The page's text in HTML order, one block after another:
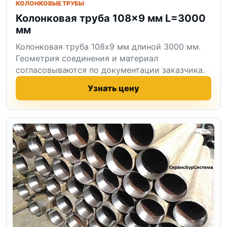
КОЛОНКОВЫЕ ТРУБЫ
Колонковая труба 108×9 мм L=3000
мм
Колонковая труба 108x9 мм длиной 3000 мм.
Геометрия соединения и материал
согласовываются по документации заказчика.
Узнать цену